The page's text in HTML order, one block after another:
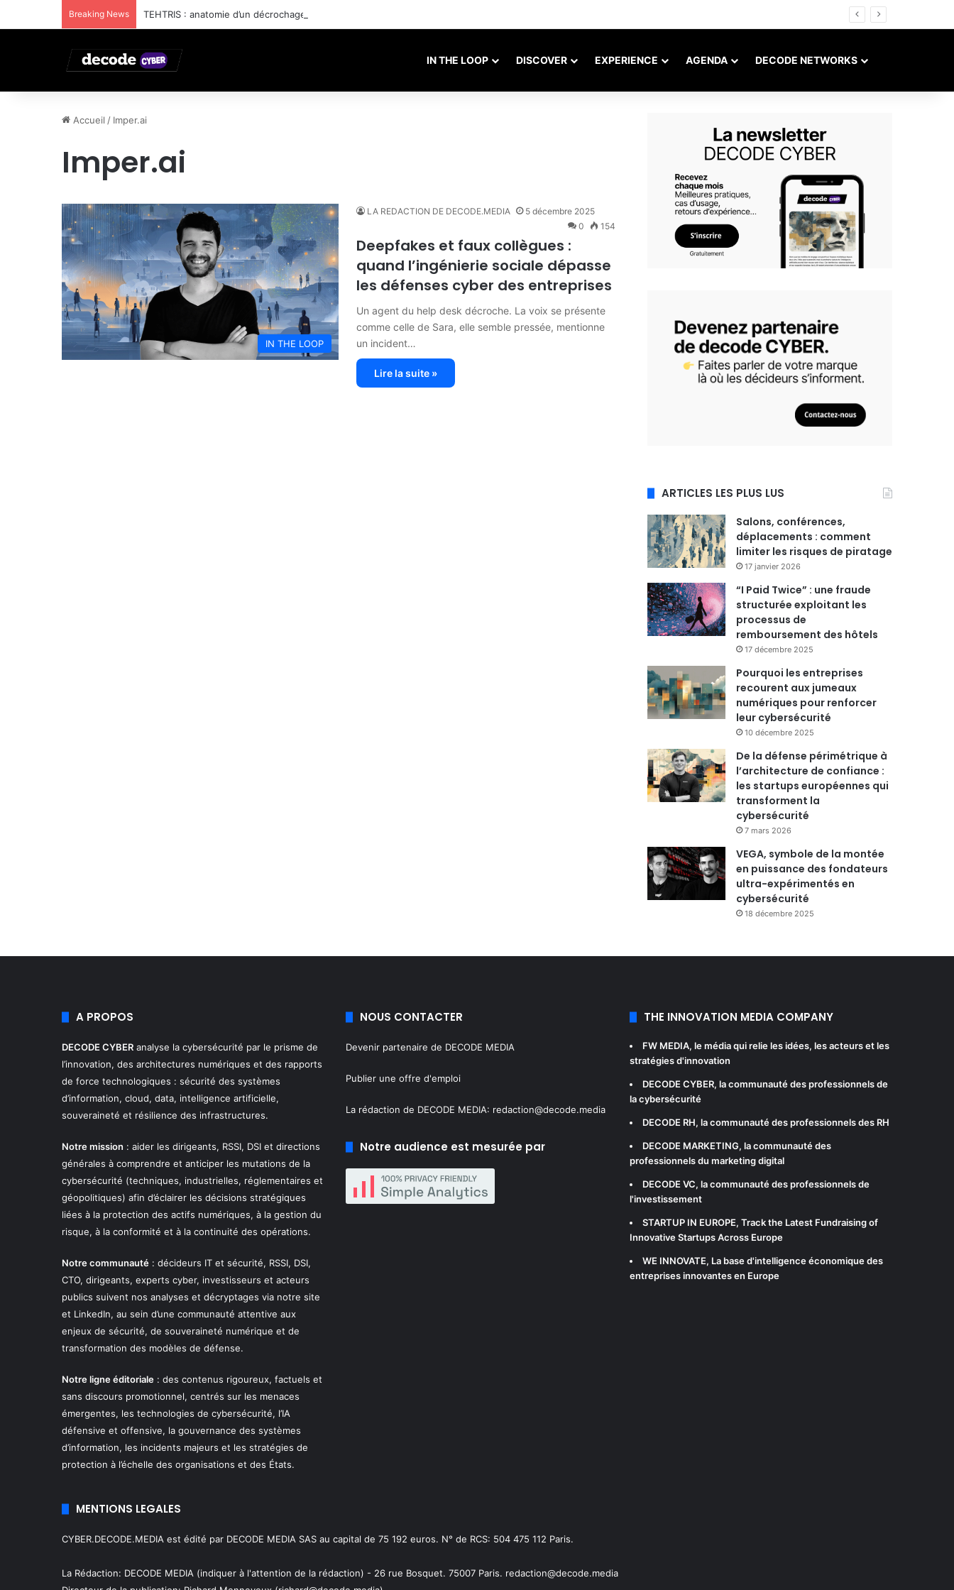
Breaking News TEHTRIS : anatomie d’un décrochage industriel dans la cybersécurité française
IN THE LOOP DISCOVER EXPERIENCE AGENDA DECODE NETWORKS
Accueil / Imper.ai
Imper.ai
IN THE LOOP
LA REDACTION DE DECODE.MEDIA
5 décembre 2025
0
154
Deepfakes et faux collègues :
quand l’ingénierie sociale dépasse
les défenses cyber des entreprises
Un agent du help desk décroche. La voix se présente
comme celle de Sara, elle semble pressée, mentionne
un incident…
Lire la suite »
ARTICLES LES PLUS LUS
Salons, conférences,
déplacements : comment
limiter les risques de piratage
17 janvier 2026
“I Paid Twice” : une fraude
structurée exploitant les
processus de
remboursement des hôtels
17 décembre 2025
Pourquoi les entreprises
recourent aux jumeaux
numériques pour renforcer
leur cybersécurité
10 décembre 2025
De la défense périmétrique à
l’architecture de confiance :
les startups européennes qui
transforment la
cybersécurité
7 mars 2026
VEGA, symbole de la montée
en puissance des fondateurs
ultra-expérimentés en
cybersécurité
18 décembre 2025
A PROPOS
DECODE CYBER analyse la cybersécurité par le prisme de
l’innovation, des architectures numériques et des rapports
de force technologiques : sécurité des systèmes
d’information, cloud, data, intelligence artificielle,
souveraineté et résilience des infrastructures.
Notre mission : aider les dirigeants, RSSI, DSI et directions
générales à comprendre et anticiper les mutations de la
cybersécurité (techniques, industrielles, réglementaires et
géopolitiques) afin d’éclairer les décisions stratégiques
liées à la protection des actifs numériques, à la gestion du
risque, à la conformité et à la continuité des opérations.
Notre communauté : décideurs IT et sécurité, RSSI, DSI,
CTO, dirigeants, experts cyber, investisseurs et acteurs
publics suivent nos analyses et décryptages via notre site
et LinkedIn, au sein d’une communauté attentive aux
enjeux de sécurité, de souveraineté numérique et de
transformation des modèles de défense.
Notre ligne éditoriale : des contenus rigoureux, factuels et
sans discours promotionnel, centrés sur les menaces
émergentes, les technologies de cybersécurité, l’IA
défensive et offensive, la gouvernance des systèmes
d’information, les incidents majeurs et les stratégies de
protection à l’échelle des organisations et des États.
NOUS CONTACTER
Devenir partenaire de DECODE MEDIA
Publier une offre d'emploi
La rédaction de DECODE MEDIA: redaction@decode.media
Notre audience est mesurée par
THE INNOVATION MEDIA COMPANY
FW MEDIA, le média qui relie les idées, les acteurs et les
stratégies d'innovation
DECODE CYBER, la communauté des professionnels de
la cybersécurité
DECODE RH, la communauté des professionnels des RH
DECODE MARKETING, la communauté des
professionnels du marketing digital
DECODE VC, la communauté des professionnels de
l'investissement
STARTUP IN EUROPE, Track the Latest Fundraising of
Innovative Startups Across Europe
WE INNOVATE, La base d'intelligence économique des
entreprises innovantes en Europe
MENTIONS LEGALES
CYBER.DECODE.MEDIA est édité par DECODE MEDIA SAS au capital de 75 192 euros. N° de RCS: 504 475 112 Paris.
La Rédaction: DECODE MEDIA (indiquer à l'attention de la rédaction) - 26 rue Bosquet. 75007 Paris. redaction@decode.media